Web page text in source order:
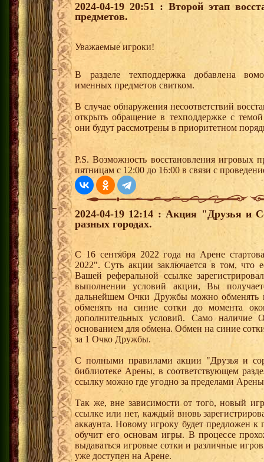
2024-04-19 20:51 : Второй этап
предметов.
Уважаемые игроки!
В разделе техподдержка добавлена
именных предметов свитком.
В случае обнаружения несоответствий
открыть обращение в техподдержке с
они будут рассмотрены в приоритетном
P.S. Возможность восстановления игровых
пятницам с 12:00 до 16:00 в связи с
2024-04-19 12:14 : Акция "Друзья и
разных городах.
С 16 сентября 2022 года на Арене
2022". Суть акции заключается в том, что
Вашей реферальной ссылке
выполнении условий акции, Вы
дальнейшем Очки Дружбы можно
обменять на синие сотки до момента
дополнительных условий. Само наличие
основанием для обмена. Обмен на синие
за 1 Очко Дружбы.
С полными правилами акции "Друзья и
библиотеке Арены, в соответствующем
ссылку можно где угодно за пределами
Так же, вне зависимости от того, новый
ссылке или нет, каждый вновь
аккаунта. Новому игроку будет предложен
обучит его основам игры. В процессе
выдаваться игровые сотки и различные
уже доступен на Арене.